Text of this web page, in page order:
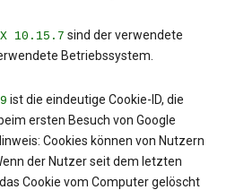
10.15.7 sind der verwendete
Betriebssystem.
ist die eindeutige Cookie-ID, die
ersten Besuch von Google
Cookies können von Nutzern
der Nutzer seit dem letzten
Cookie vom Computer gelöscht